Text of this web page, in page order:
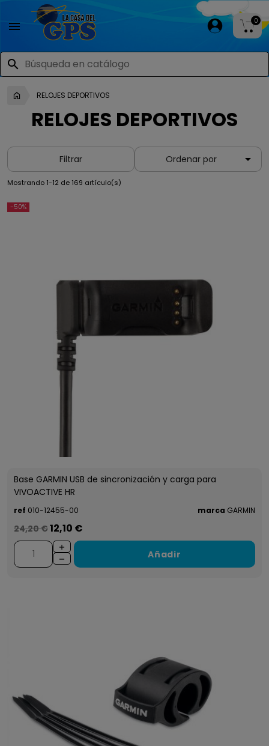

search
0
RELOJES DEPORTIVOS
RELOJES DEPORTIVOS
Filtrar Ordenar por 
Mostrando 1-12 de 169 artículo(s)
-50%
Base GARMIN USB de sincronización y carga para
VIVOACTIVE HR
ref 010-12455-00 marca GARMIN
24,20 €12,10 €
Añadir